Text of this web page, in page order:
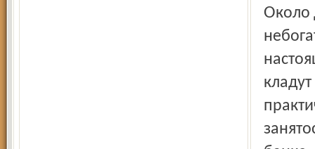
Около двух десятков семей посёлка держат свиней. Для